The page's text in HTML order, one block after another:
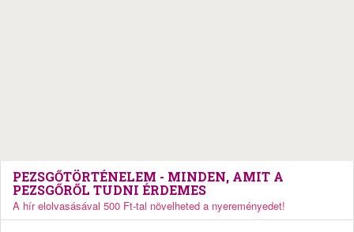
PEZSGŐTÖRTÉNELEM - MINDEN, AMIT A
PEZSGŐRŐL TUDNI ÉRDEMES
A hír elolvasásával 500 Ft-tal növelheted a nyereményedet!